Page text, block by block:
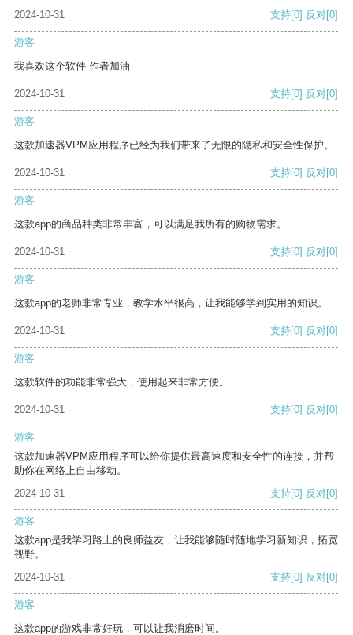
2024-10-31 支持[0] 反对[0]
游客
我喜欢这个软件 作者加油
2024-10-31 支持[0] 反对[0]
游客
这款加速器VPM应用程序已经为我们带来了无限的隐私和安全性保护。
2024-10-31 支持[0] 反对[0]
游客
这款app的商品种类非常丰富，可以满足我所有的购物需求。
2024-10-31 支持[0] 反对[0]
游客
这款app的老师非常专业，教学水平很高，让我能够学到实用的知识。
2024-10-31 支持[0] 反对[0]
游客
这款软件的功能非常强大，使用起来非常方便。
2024-10-31 支持[0] 反对[0]
游客
这款加速器VPM应用程序可以给你提供最高速度和安全性的连接，并帮
助你在网络上自由移动。
2024-10-31
支持[0] 反对[0]
游客
这款app是我学习路上的良师益友，让我能够随时随地学习新知识，拓宽
视野。
2024-10-31
支持[0] 反对[0]
游客
这款app的游戏非常好玩，可以让我消磨时间。